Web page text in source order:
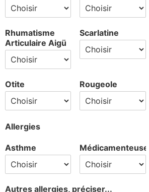
Rhumatisme
Articulaire Aigü
Scarlatine
Otite Rougeole
Allergies
Asthme Médicamenteuses
Autres allergies, préciser...